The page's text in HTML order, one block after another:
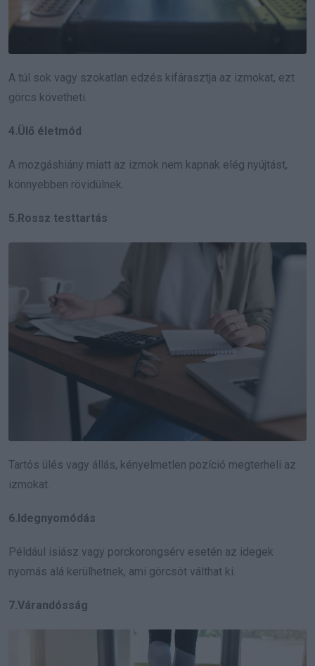
A túl sok vagy szokatlan edzés kifárasztja az izmokat, ezt
görcs követheti.
4.Ülő életmód
A mozgáshiány miatt az izmok nem kapnak elég nyújtást,
könnyebben rövidülnek.
5.Rossz testtartás
Tartós ülés vagy állás, kényelmetlen pozíció megterheli az
izmokat.
6.Idegnyomódás
Például isiász vagy porckorongsérv esetén az idegek
nyomás alá kerülhetnek, ami görcsöt válthat ki.
7.Várandósság